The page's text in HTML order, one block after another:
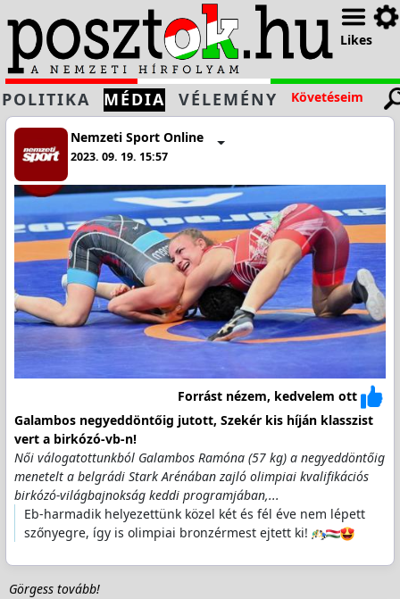
Likes
POLITIKA MÉDIA VÉLEMÉNY Követéseim
Nemzeti Sport Online
2023. 09. 19. 15:57
Forrást nézem, kedvelem ott
Galambos negyeddöntőig jutott, Szekér kis híján klasszist
vert a birkózó-vb-n!
Női válogatottunkból Galambos Ramóna (57 kg) a negyeddöntőig
menetelt a belgrádi Stark Arénában zajló olimpiai kvalifikációs
birkózó-világbajnokság keddi programjában,...
Eb-harmadik helyezettünk közel két és fél éve nem lépett
szőnyegre, így is olimpiai bronzérmest ejtett ki!
Görgess tovább!